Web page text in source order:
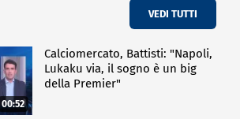
VEDI TUTTI
00:52
Calciomercato, Battisti: "Napoli,
Lukaku via, il sogno è un big
della Premier"